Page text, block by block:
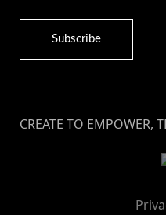
CREATE TO EMPOWER,